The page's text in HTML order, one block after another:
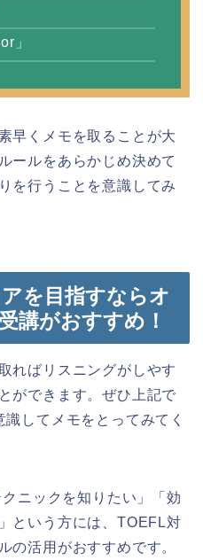
」
早くメモを取ることが大
ールをあらかじめ決めて
を行うことを意識してみ
を目指すならオ
講がおすすめ！
ればリスニングがしやす
ができます。ぜひ上記で
してメモをとってみてく
ニックを知りたい」「効
という方には、TOEFL対
の活用がおすすめです。